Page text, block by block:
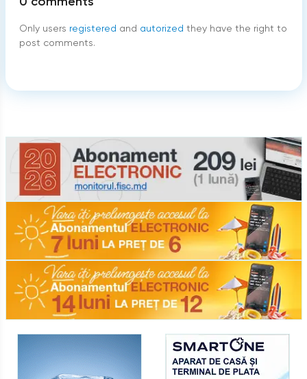
Only users registered and autorized they have the right to
post comments.